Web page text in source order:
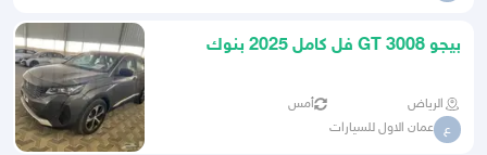
بيجو GT 3008 فل كامل 2025 بنوك
الرياض أمس
ع عمان الاول للسيارات